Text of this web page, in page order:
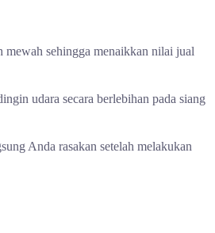
mewah sehingga menaikkan nilai jual
udara secara berlebihan pada siang
Anda rasakan setelah melakukan